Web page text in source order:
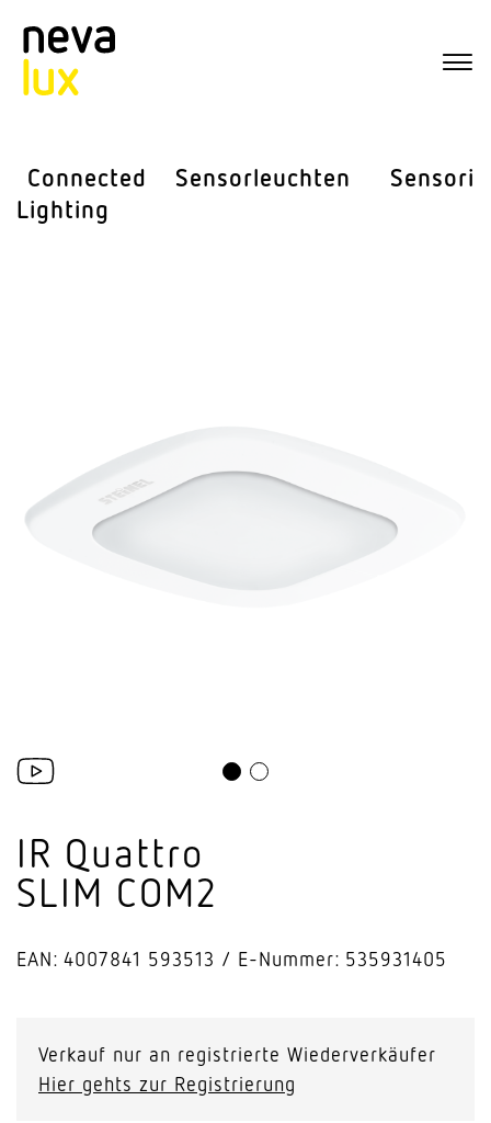
Connected
Lighting
Sensor­leuchten Sensorik
IR Quattro
SLIM COM2
EAN: 4007841 593513 E-Nummer: 535931405
Verkauf nur an registrierte Wiederverkäufer
Hier gehts zur Registrierung